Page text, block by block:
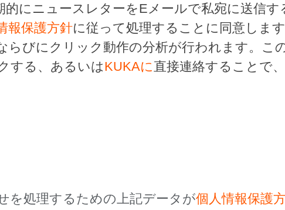
的にニュースレターをEメールで私宛に送信
報保護方針に従って処理することに同意しま
らびにクリック動作の分析が行われます。こ
する、あるいはKUKAに直接連絡することで
を処理するための上記データが個人情報保護